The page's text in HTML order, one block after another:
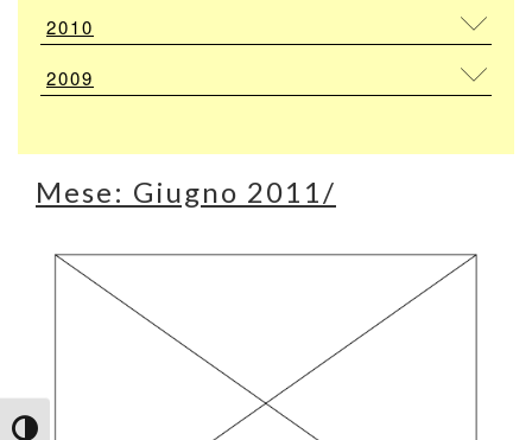
Attiva/disattiva alto contrasto
2010
2009
Mese: Giugno 2011 /